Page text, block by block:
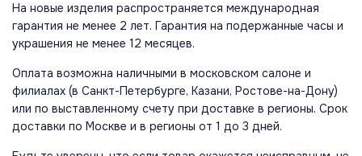
На новые изделия распространяется международная
гарантия не менее 2 лет. Гарантия на подержанные часы и
украшения не менее 12 месяцев.
Оплата возможна наличными в московском салоне и
филиалах (в Санкт-Петербурге, Казани, Ростове-на-Дону)
или по выставленному счету при доставке в регионы. Срок
доставки по Москве и в регионы от 1 до 3 дней.